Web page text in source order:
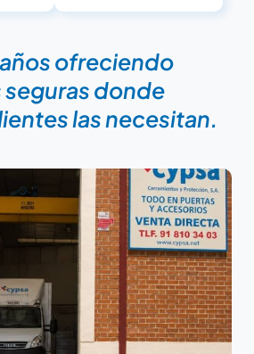
ofreciendo
donde
las necesitan.